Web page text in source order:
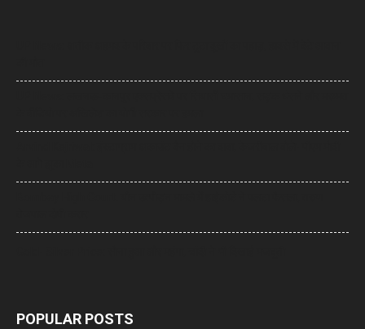
POPULAR POSTS